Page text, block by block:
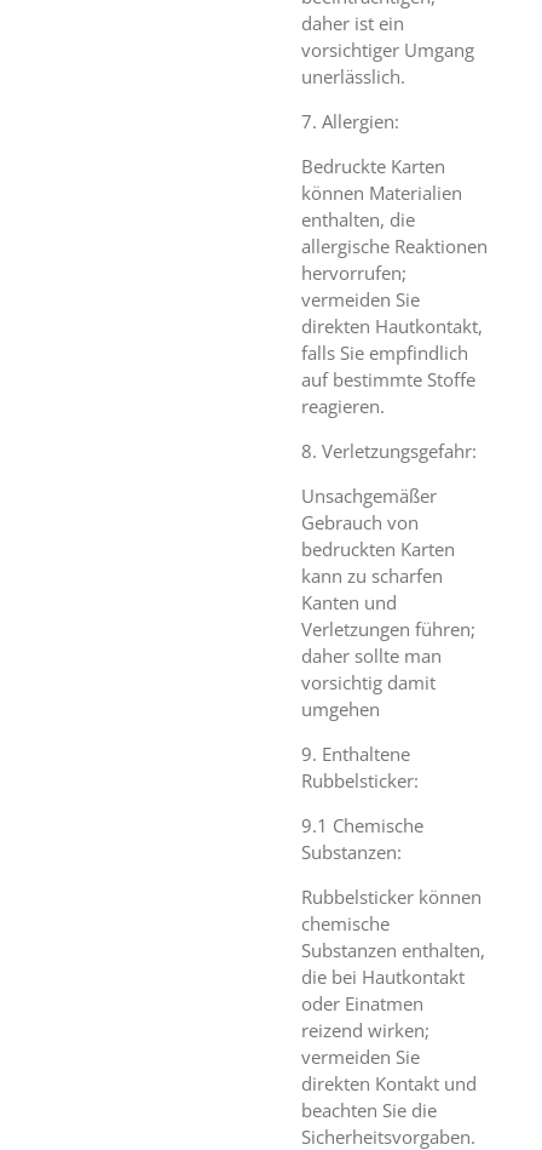
daher ist ein
vorsichtiger Umgang
unerlässlich.
7. Allergien:
Bedruckte Karten
können Materialien
enthalten, die
allergische Reaktionen
hervorrufen;
vermeiden Sie
direkten Hautkontakt,
falls Sie empfindlich
auf bestimmte Stoffe
reagieren.
8. Verletzungsgefahr:
Unsachgemäßer
Gebrauch von
bedruckten Karten
kann zu scharfen
Kanten und
Verletzungen führen;
daher sollte man
vorsichtig damit
umgehen
9. Enthaltene
Rubbelsticker:
9.1 Chemische
Substanzen:
Rubbelsticker können
chemische
Substanzen enthalten,
die bei Hautkontakt
oder Einatmen
reizend wirken;
vermeiden Sie
direkten Kontakt und
beachten Sie die
Sicherheitsvorgaben.